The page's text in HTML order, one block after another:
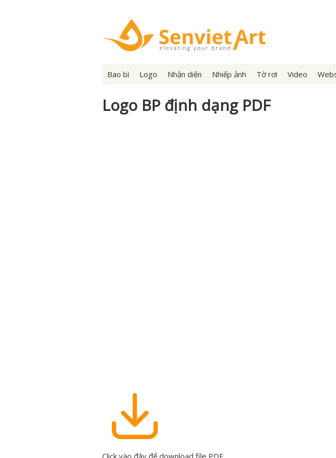
Bao bì Logo Nhận diện Nhiếp ảnh Tờ rơi Video
Logo BP định dạng PDF